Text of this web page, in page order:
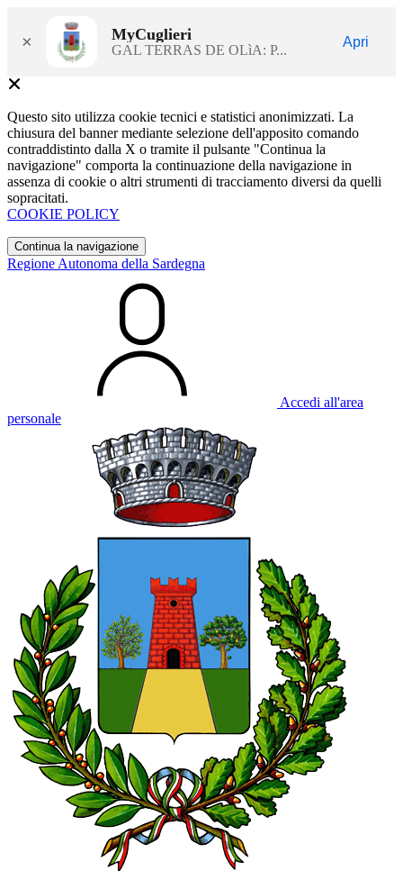
× MyCuglieri
GAL TERRAS DE OLìA: P...
Apri
Questo sito utilizza cookie tecnici e statistici anonimizzati. La
chiusura del banner mediante selezione dell'apposito comando
contraddistinto dalla X o tramite il pulsante "Continua la
navigazione" comporta la continuazione della navigazione in
assenza di cookie o altri strumenti di tracciamento diversi da quelli
sopracitati.
COOKIE POLICY
Continua la navigazione
Regione Autonoma della Sardegna
Accedi all'area
personale